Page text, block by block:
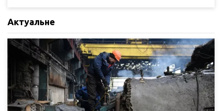
Актуальне